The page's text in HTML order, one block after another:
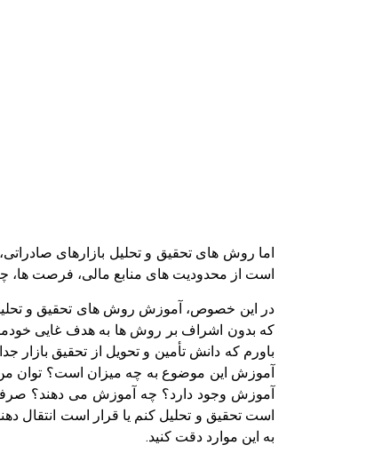
است از محدودیت های منابع مالی، فرصت ها،
در این خصوص، آموزش روش های تحقیق و تحلیل
که بدون اشراف بر روش ها به هدف غایی
باورم که دانش تأمین و تحویل از تحقیق
آموزش این موضوع به چه میزان است؟ توان
آموزش وجود دارد؟ چه آموزش می دهند؟ صرفا
است تحقیق و تحلیل کنم یا قرار است انتقال
به این موارد دقت کنید.